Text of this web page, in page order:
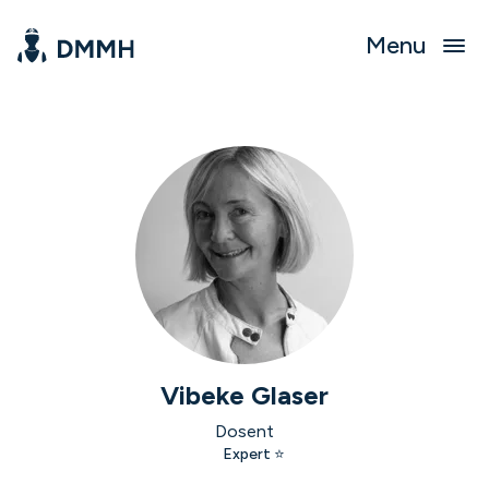
Menu
Vibeke Glaser
Dosent
Expert ⭐️